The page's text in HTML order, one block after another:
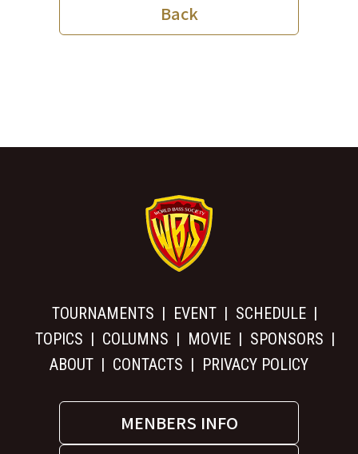
Back
TOURNAMENTS EVENT
SCHEDULE
TOPICS
COLUMNS MOVIE
SPONSORS
ABOUT
CONTACTS PRIVACY POLICY
MENBERS INFO